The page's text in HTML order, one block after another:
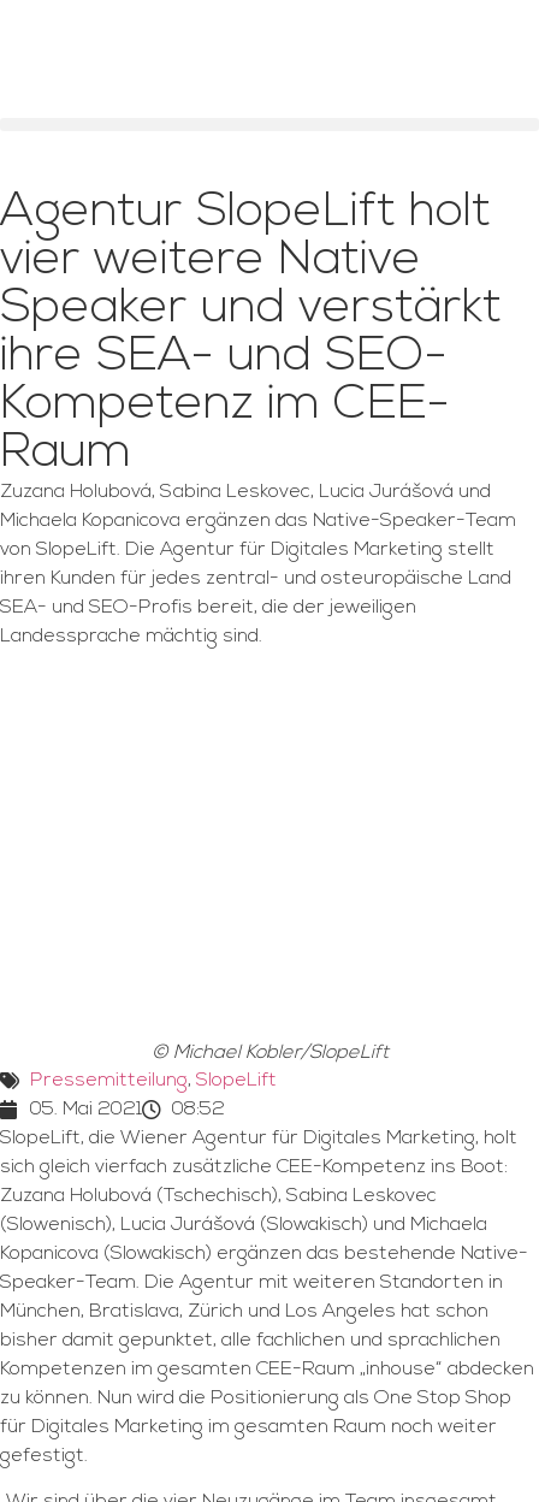
Agentur SlopeLift holt
vier weitere Native
Speaker und verstärkt
ihre SEA- und SEO-
Kompetenz im CEE-
Raum
Zuzana Holubová, Sabina Leskovec, Lucia Jurášová und
Michaela Kopanicova ergänzen das Native-Speaker-Team
von SlopeLift. Die Agentur für Digitales Marketing stellt
ihren Kunden für jedes zentral- und osteuropäische Land
SEA- und SEO-Profis bereit, die der jeweiligen
Landessprache mächtig sind.
© Michael Kobler/SlopeLift
Pressemitteilung, SlopeLift
05. Mai 2021
08:52
SlopeLift, die Wiener Agentur für Digitales Marketing, holt
sich gleich vierfach zusätzliche CEE-Kompetenz ins Boot:
Zuzana Holubová (Tschechisch), Sabina Leskovec
(Slowenisch), Lucia Jurášová (Slowakisch) und Michaela
Kopanicova (Slowakisch) ergänzen das bestehende Native-
Speaker-Team. Die Agentur mit weiteren Standorten in
München, Bratislava, Zürich und Los Angeles hat schon
bisher damit gepunktet, alle fachlichen und sprachlichen
Kompetenzen im gesamten CEE-Raum „inhouse“ abdecken
zu können. Nun wird die Positionierung als One Stop Shop
für Digitales Marketing im gesamten Raum noch weiter
gefestigt.